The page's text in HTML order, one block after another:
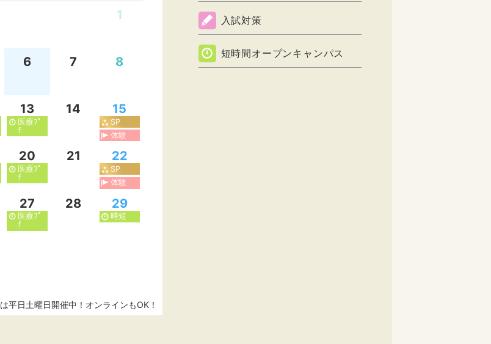
1
6 7 8
13
医療ﾌﾟ
ﾁ
14 15
SP
体験
20
医療ﾌﾟ
ﾁ
21 22
SP
体験
27
医療ﾌﾟ
ﾁ
28 29
時短
は平日土曜日開催中！オンラインもOK！
入試対策
短時間オープンキャンパス